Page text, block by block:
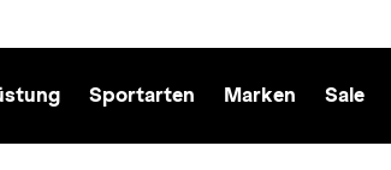
Sportarten Marken Sale